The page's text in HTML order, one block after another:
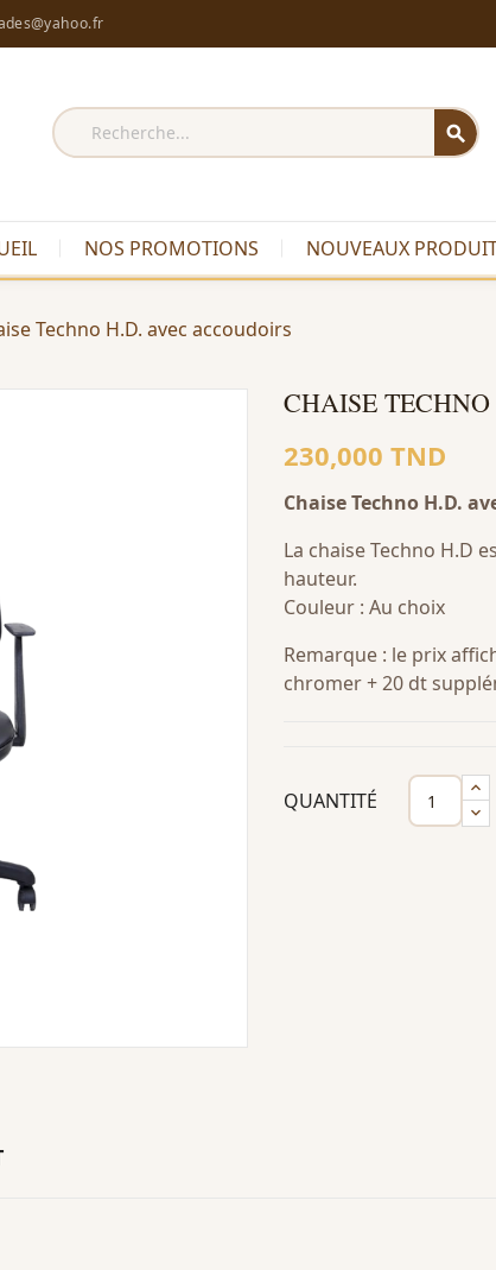
search
NOS PROMOTIONS NOUVEAUX
Techno H.D. avec accoudoirs
CHAISE
230,000 TND
Chaise Techno H.D.
La chaise Techno H.D
hauteur.
Couleur : Au choix
Remarque : le prix
chromer + 20 dt
QUANTITÉ